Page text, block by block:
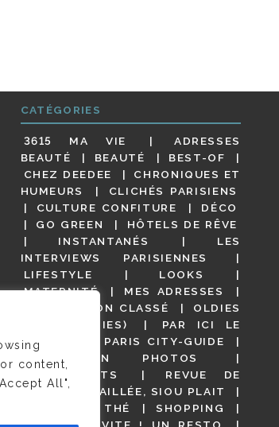
content,
All",
CATÉGORIES
3615 MA VIE
ADRESSES
BEAUTÉ
BEAUTÉ
BEST-OF
CHEZ DEEDEE
CHRONIQUES ET
HUMEURS
CLICHÉS PARISIENS
CULTURE CONFITURE
DÉCO
GO GREEN
HÔTELS DE RÊVE
INSTANTANÉS
LES
INTERVIEWS PARISIENNES
LIFESTYLE
LOOKS
MATERNITÉ
MES ADRESSES
NON CLASSÉ
OLDIES
(BUT GOODIES)
PAR ICI LE
MAGOT !
PARIS CITY-GUIDE
PARIS EN PHOTOS
RESTAURANTS
REVUE DE
PRESSE DÉTAILLÉE, SIOU PLAIT
SALONS DE THÉ
SHOPPING
VIDÉOS
VITE ! UN RESTO